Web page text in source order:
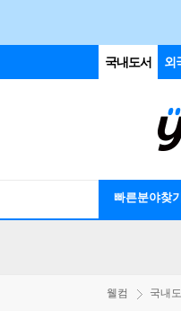
국내도서 외
빠른분야찾기
웰컴 국내